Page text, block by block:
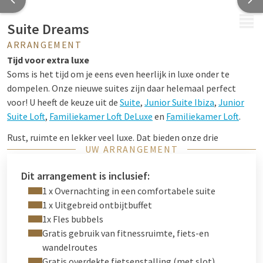
Suite Dreams
ARRANGEMENT
Tijd voor extra luxe
Soms is het tijd om je eens even heerlijk in luxe onder te
dompelen. Onze nieuwe suites zijn daar helemaal perfect
voor! U heeft de keuze uit de Suite, Junior Suite Ibiza, Junior
Suite Loft, Familiekamer Loft DeLuxe en Familiekamer Loft.
Rust, ruimte en lekker veel luxe. Dat bieden onze drie
Suites. Het slaapgedeelte heeft een comfortabel kingsize
sfeervolle zithoek. Daarnaast kunt u ultiem ontspannen in de
mooie, open badkamer waar u gebruik kunt maken van de
tweepersoons regendouche en het bad (tweepersoons in de
jachtsuite).
Junior Suite Ibiza
suite is veel gewerkt met natuurlijke materialen wat zorgt
UW ARRANGEMENT
Dit arrangement is inclusief:
1 x Overnachting in een comfortabele suite
1 x Uitgebreid ontbijtbuffet
1x Fles bubbels
Gratis gebruik van fitnessruimte, fiets-en
wandelroutes